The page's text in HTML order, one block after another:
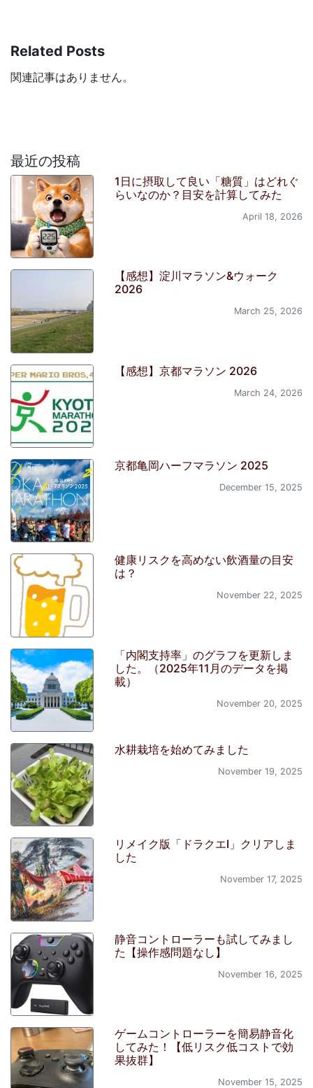
Related Posts
関連記事はありません。
最近の投稿
1日に摂取して良い「糖質」はどれぐ
らいなのか？目安を計算してみた
April 18, 2026
【感想】淀川マラソン&ウォーク
2026
March 25, 2026
【感想】京都マラソン 2026
March 24, 2026
京都亀岡ハーフマラソン 2025
December 15, 2025
健康リスクを高めない飲酒量の目安
は？
November 22, 2025
「内閣支持率」のグラフを更新しま
した。（2025年11月のデータを掲
載）
November 20, 2025
水耕栽培を始めてみました
November 19, 2025
リメイク版「ドラクエI」クリアしま
した
November 17, 2025
静音コントローラーも試してみまし
た【操作感問題なし】
November 16, 2025
ゲームコントローラーを簡易静音化
してみた！【低リスク低コストで効
果抜群】
November 15, 2025